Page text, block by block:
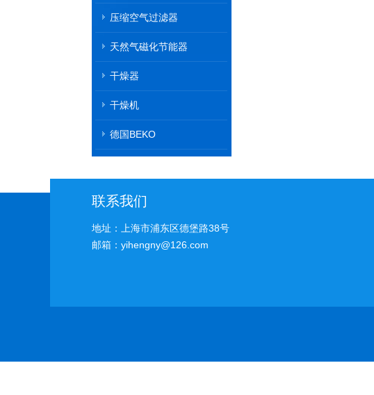
压缩空气过滤器
天然气磁化节能器
干燥器
干燥机
德国BEKO
联系我们
地址：上海市浦东区德堡路38号
邮箱：yihengny@126.com